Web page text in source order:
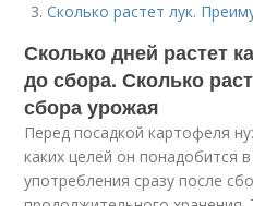
Сколько растет лук.
Сколько дней растет
до сбора. Сколько
сбора урожая
Перед посадкой картофеля
каких целей он понадобится
употребления сразу после